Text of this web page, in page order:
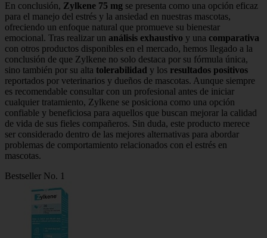
En conclusión, Zylkene 75 mg se presenta como una opción eficaz
para el manejo del estrés y la ansiedad en nuestras mascotas,
ofreciendo un enfoque natural que promueve su bienestar
emocional. Tras realizar un análisis exhaustivo y una comparativa
con otros productos disponibles en el mercado, hemos llegado a la
conclusión de que Zylkene no solo destaca por su fórmula única,
sino también por su alta tolerabilidad y los resultados positivos
reportados por veterinarios y dueños de mascotas. Aunque siempre
es recomendable consultar con un profesional antes de iniciar
cualquier tratamiento, Zylkene se posiciona como una opción
confiable y beneficiosa para aquellos que buscan mejorar la calidad
de vida de sus fieles compañeros. Sin duda, este producto merece
ser considerado dentro de las mejores alternativas para abordar
problemas de comportamiento relacionados con el estrés en
mascotas.
Bestseller No. 1